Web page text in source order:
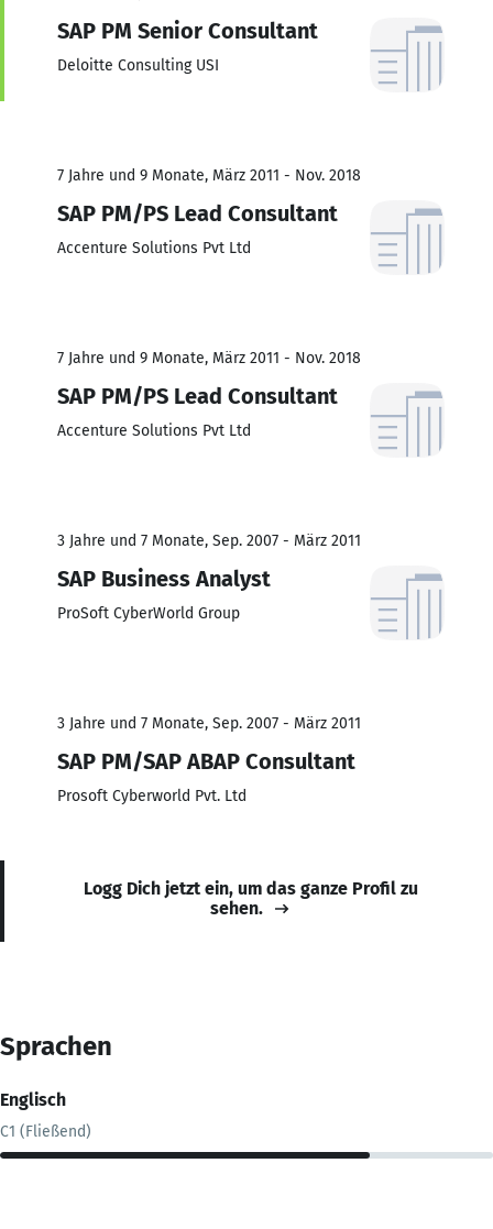
SAP PM Senior Consultant
Deloitte Consulting USI
7 Jahre und 9 Monate, März 2011 - Nov. 2018
SAP PM/PS Lead Consultant
Accenture Solutions Pvt Ltd
7 Jahre und 9 Monate, März 2011 - Nov. 2018
SAP PM/PS Lead Consultant
Accenture Solutions Pvt Ltd
3 Jahre und 7 Monate, Sep. 2007 - März 2011
SAP Business Analyst
ProSoft CyberWorld Group
3 Jahre und 7 Monate, Sep. 2007 - März 2011
SAP PM/SAP ABAP Consultant
Prosoft Cyberworld Pvt. Ltd
Logg Dich jetzt ein, um das ganze Profil zu
sehen.
Sprachen
Englisch
C1 (Fließend)